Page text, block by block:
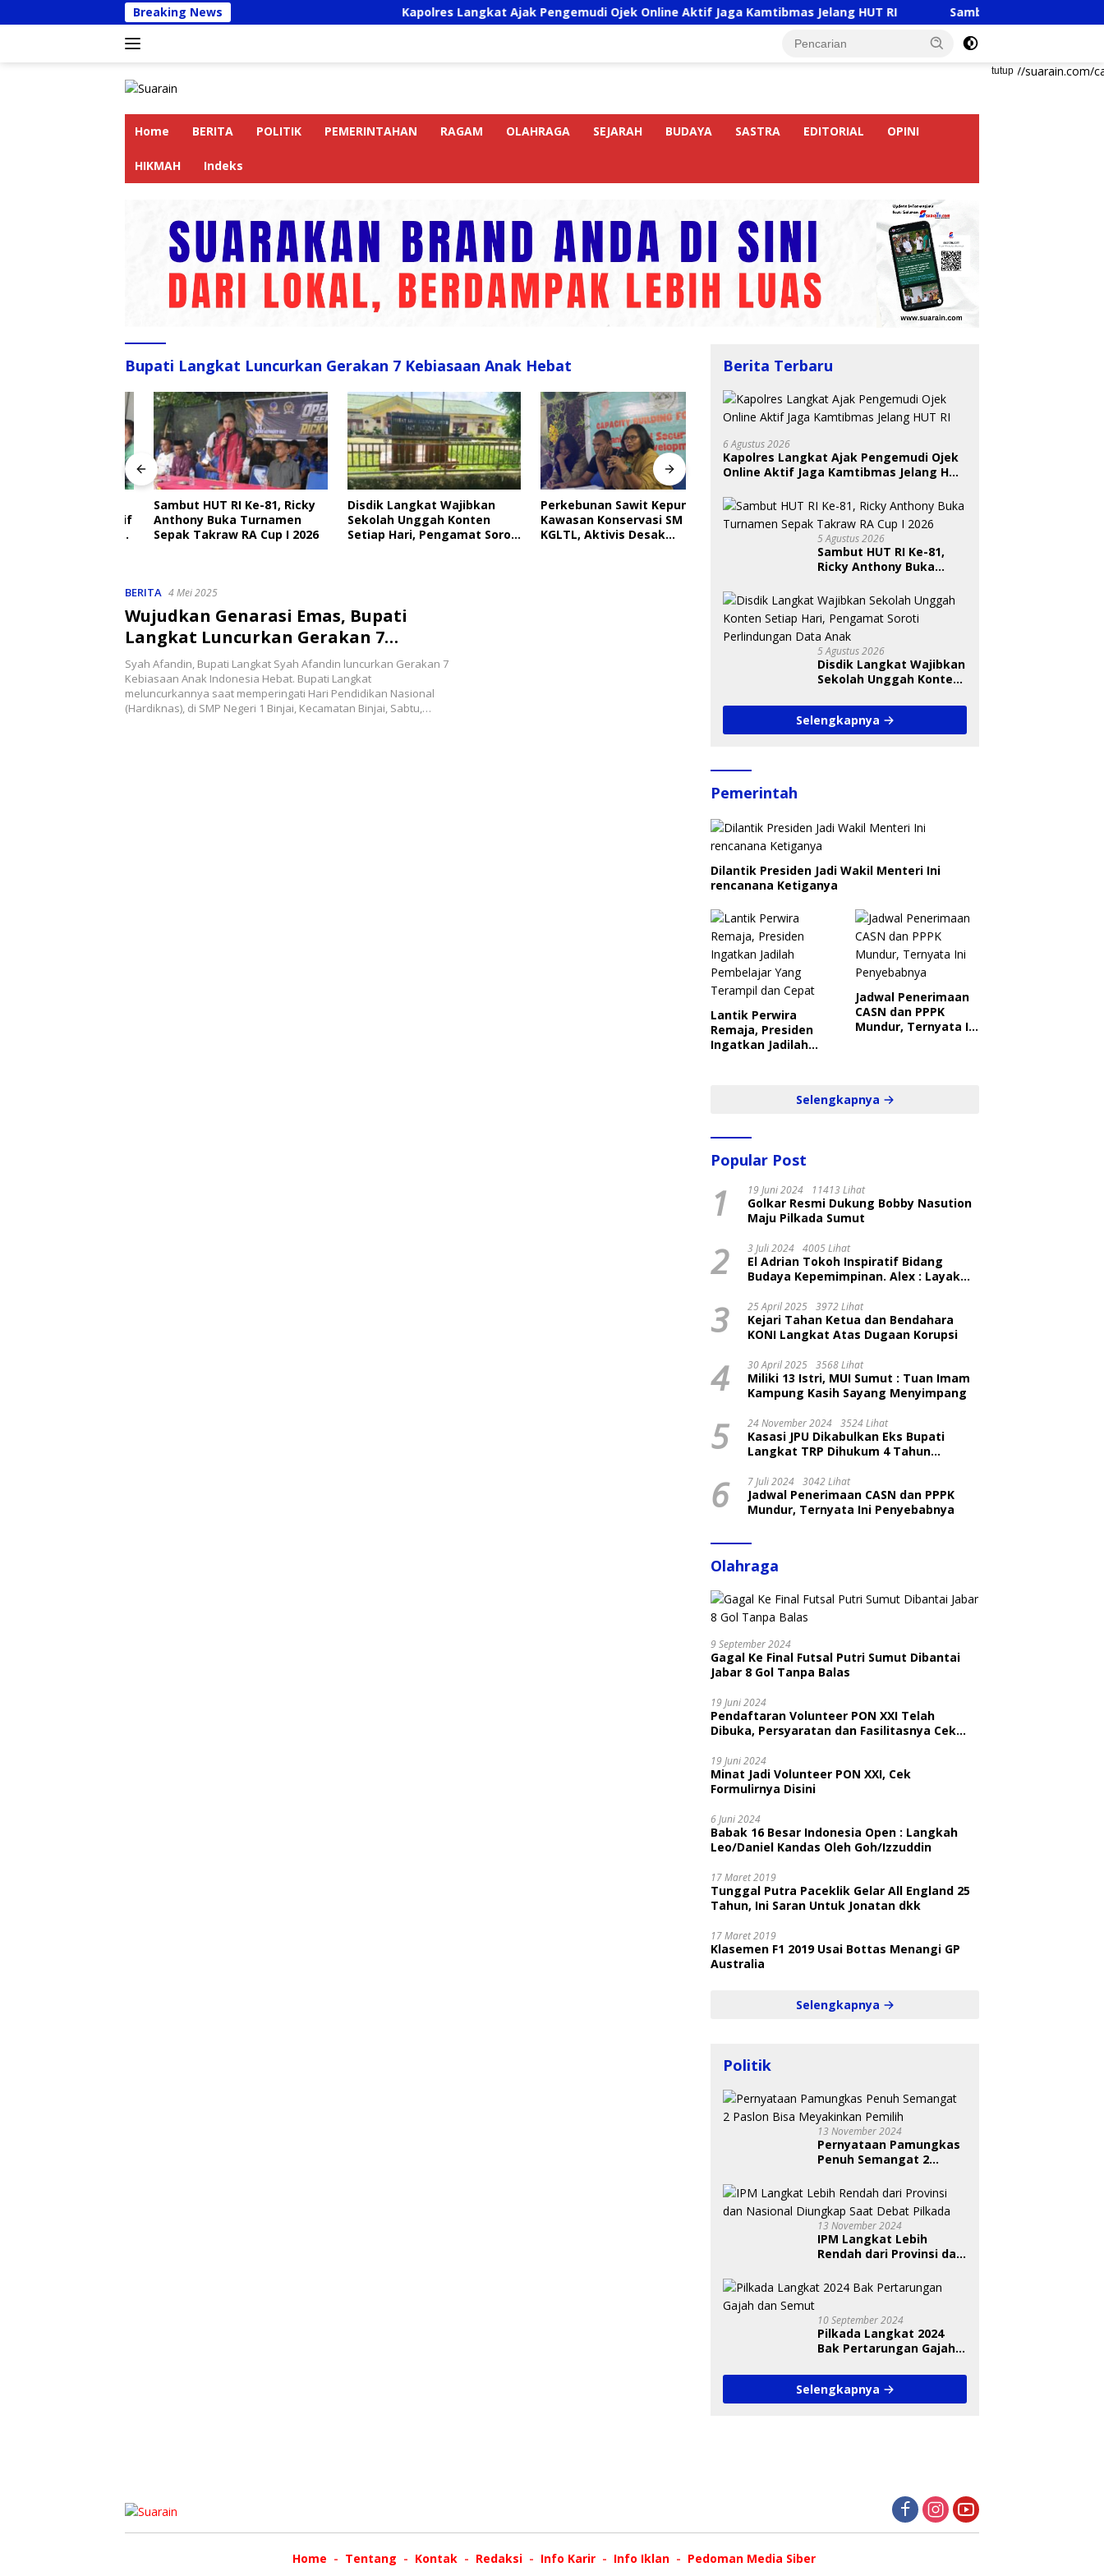
ke
Breaking News Kapolres Langkat Ajak Pengemudi Ojek Online Aktif Jaga Kamtibmas Jelang HUT RI Sambut HUT RI Ke-81, Ricky Anthony
tutup
https://suarain.com/
Home BERITA POLITIK PEMERINTAHAN RAGAM OLAHRAGA SEJARAH BUDAYA SASTRA EDITORIAL OPINI
HIKMAH Indeks
Bupati Langkat Luncurkan Gerakan 7 Kebiasaan Anak Hebat
Sambut HUT RI Ke-81, Ricky
Anthony Buka Turnamen
Sepak Takraw RA Cup I 2026
Disdik Langkat Wajibkan
Sekolah Unggah Konten
Setiap Hari, Pengamat Soroti
Perkebunan Sawit Kepung
Kawasan Konservasi SM
KGLTL, Aktivis Desak
Indri Nugraheni: Festival
Sayang Anak Harus Jadi
Gerakan Berkelanjutan
Perlindungan Anak
BKSDA Segera Evaluasi
Perkebunan Sawit di
Langkat
BERITA 4 Mei 2025
Wujudkan Genarasi Emas, Bupati
Langkat Luncurkan Gerakan 7
Kebiasaan Anak Hebat
Syah Afandin, Bupati Langkat Syah Afandin luncurkan Gerakan 7
Kebiasaan Anak Indonesia Hebat. Bupati Langkat
meluncurkannya saat memperingati Hari Pendidikan Nasional
(Hardiknas), di SMP Negeri 1 Binjai, Kecamatan Binjai, Sabtu,…
Berita Terbaru
6 Agustus 2026
Kapolres Langkat Ajak Pengemudi Ojek
Online Aktif Jaga Kamtibmas Jelang HUT
5 Agustus 2026
Sambut HUT RI Ke-81,
Ricky Anthony Buka
Takraw RA Cup I 2026
5 Agustus 2026
Disdik Langkat Wajibkan
Sekolah Unggah Konten
Soroti Perlindungan
Data Anak
Selengkapnya
Pemerintah
Dilantik Presiden Jadi Wakil Menteri Ini
rencanana Ketiganya
Lantik Perwira
Remaja, Presiden
Ingatkan Jadilah
Jadwal Penerimaan
CASN dan PPPK
Mundur, Ternyata Ini
Selengkapnya
Popular Post
1 19 Juni 2024 11413 Lihat
Golkar Resmi Dukung Bobby Nasution
Maju Pilkada Sumut
2 3 Juli 2024 4005 Lihat
El Adrian Tokoh Inspiratif Bidang
Budaya Kepemimpinan. Alex : Layak
3 25 April 2025 3972 Lihat
Kejari Tahan Ketua dan Bendahara
KONI Langkat Atas Dugaan Korupsi
4 30 April 2025 3568 Lihat
Miliki 13 Istri, MUI Sumut : Tuan Imam
Kampung Kasih Sayang Menyimpang
5 24 November 2024 3524 Lihat
Kasasi JPU Dikabulkan Eks Bupati
Langkat TRP Dihukum 4 Tahun
6 7 Juli 2024 3042 Lihat
Jadwal Penerimaan CASN dan PPPK
Mundur, Ternyata Ini Penyebabnya
Olahraga
9 September 2024
Gagal Ke Final Futsal Putri Sumut Dibantai
Jabar 8 Gol Tanpa Balas
19 Juni 2024
Pendaftaran Volunteer PON XXI Telah
Dibuka, Persyaratan dan Fasilitasnya Cek
19 Juni 2024
Minat Jadi Volunteer PON XXI, Cek
Formulirnya Disini
6 Juni 2024
Babak 16 Besar Indonesia Open : Langkah
Leo/Daniel Kandas Oleh Goh/Izzuddin
17 Maret 2019
Tunggal Putra Paceklik Gelar All England 25
Tahun, Ini Saran Untuk Jonatan dkk
17 Maret 2019
Klasemen F1 2019 Usai Bottas Menangi GP
Australia
Selengkapnya
Politik
13 November 2024
Pernyataan Pamungkas
Penuh Semangat 2
Pemilih
13 November 2024
IPM Langkat Lebih
Rendah dari Provinsi dan
Debat Pilkada
10 September 2024
Pilkada Langkat 2024
Bak Pertarungan Gajah
Selengkapnya
Home Tentang Kontak Redaksi Info Karir Info Iklan
Pedoman Media Siber